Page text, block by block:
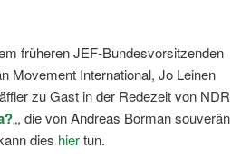
früheren JEF-Bundesvorsitzenden
Movement International, Jo Leinen
zu Gast in der Redezeit von NDR
„, die von Andreas Borman souverän
dies hiertun.